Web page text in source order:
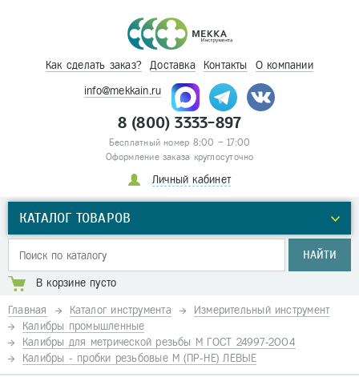
Как сделать заказ? Доставка Контакты О компании
info@mekkain.ru
8 (800) 3333-897
Бесплатный номер 8:00 – 17:00
Оформление заказа круглосуточно
Личный кабинет
КАТАЛОГ ТОВАРОВ
НАЙТИ
В корзине пусто
Главная Каталог инструмента
Измерительный инструмент
Калибры промышленные
Калибры для метрической резьбы М ГОСТ 24997-2004
Калибры - пробки резьбовые М (ПР-НЕ) ЛЕВЫЕ